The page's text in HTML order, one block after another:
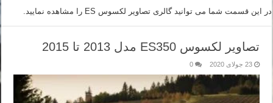
در این قسمت شما می توانید گالری تصاویر لکسوس ES را مشاهده نمایید.
تصاویر لکسوس ES350 مدل 2013 تا 2015
23 جولای 2020 0